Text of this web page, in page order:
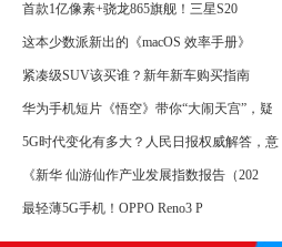
首款1亿像素+骁龙865旗舰！三星S20
这本少数派新出的《macOS 效率手册》
紧凑级SUV该买谁？新年新车购买指南
华为手机短片《悟空》带你“大闹天宫”，疑
5G时代变化有多大？人民日报权威解答，意
《新华 仙游仙作产业发展指数报告（202
最轻薄5G手机！OPPO Reno3 P